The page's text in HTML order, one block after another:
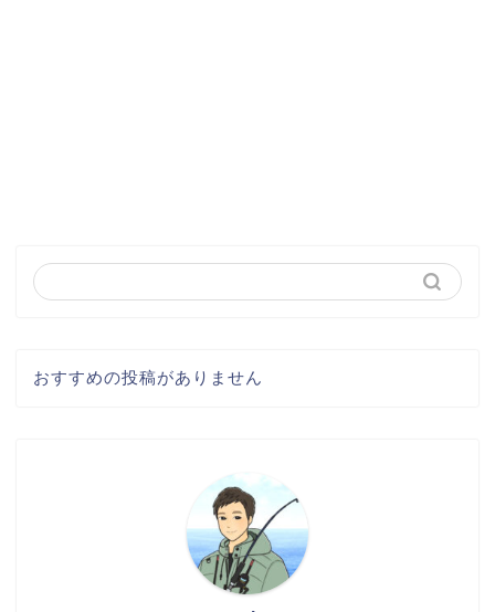
おすすめの投稿がありません